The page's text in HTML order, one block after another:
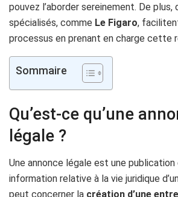
pouvez l’aborder sereinement. De plus,
spécialisés, comme Le Figaro,
processus en prenant en charge cette
Sommaire
Qu’est-ce qu’une
légale ?
Une annonce légale est une publication
information relative à la vie juridique
peut concerner la création d’une